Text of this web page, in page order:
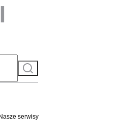
Szukaj
do serwisu
Nasze serwisy